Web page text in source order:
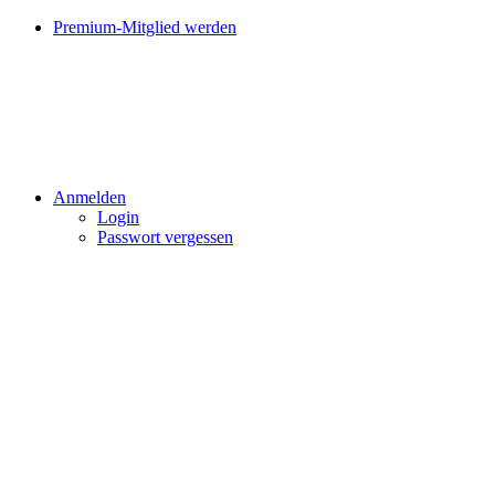
Premium-Mitglied werden
Anmelden
Login
Passwort vergessen